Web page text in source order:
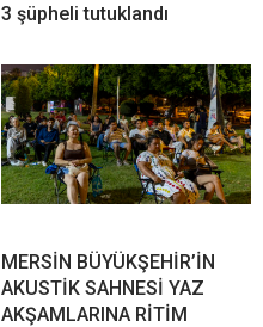
3 şüpheli tutuklandı
MERSİN BÜYÜKŞEHİR’İN
AKUSTİK SAHNESİ YAZ
AKŞAMLARINA RİTİM